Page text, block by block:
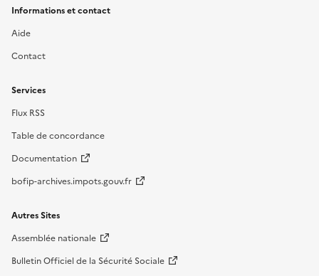
Informations et contact
Aide
Contact
Services
Flux RSS
Table de concordance
Documentation
bofip-archives.impots.gouv.fr
Autres Sites
Assemblée nationale
Bulletin Officiel de la Sécurité Sociale